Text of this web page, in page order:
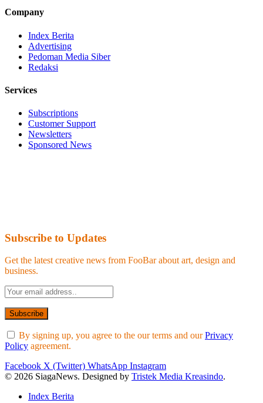
Company
Index Berita
Advertising
Pedoman Media Siber
Redaksi
Services
Subscriptions
Customer Support
Newsletters
Sponsored News
Subscribe to Updates
Get the latest creative news from FooBar about art, design and
business.
By signing up, you agree to the our terms and ourPrivacy
Policy agreement.
Facebook X (Twitter) WhatsApp Instagram
© 2026 SiagaNews. Designed by Tristek Media Kreasindo.
Index Berita